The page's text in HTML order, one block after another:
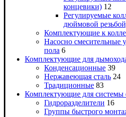
концевики) 12
Регулируемые
дюймовой
Комплектующие к
Насосно смесительные
пола 6
Комплектующие для
Конденсационные 39
Нержавеющая сталь 24
Традиционные 83
Комплектующие для системы
Гидроразделители 16
Группы быстрого